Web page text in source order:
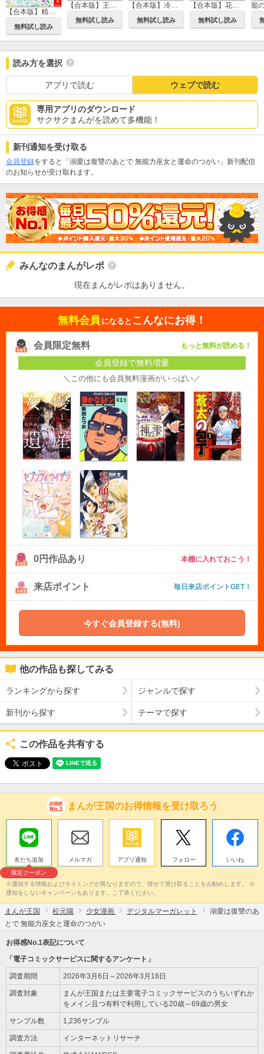
無料試し読み
【合本版】王子様は淫魔の取り替えっ子でした 貞淑な令嬢をダメにするニョロの誘惑
無料試し読み
【合本版】冷酷騎士の溺愛指導 -10年分の甘い愛にとろけ中-
無料試し読み
【合本版】花紡ぎの聖女は初恋の皇太子に溺愛される
無料試し読み
読み方を選択
アプリで読む ウェブで読む
専用アプリのダウンロード
サクサクまんがを読めて多機能！
新刊通知を受け取る
会員登録をすると「溺愛は復讐のあとで 無能力巫女と運命のつがい」新刊配信
のお知らせが受け取れます。
みんなのまんがレポ
現在まんがレポはありません。
無料会員 になると こんなにお得！
会員限定無料 もっと無料が読める！
会員登録で無料増量
＼この他にも会員無料漫画がいっぱい／
0円作品あり 本棚に入れておこう！
来店ポイント 毎日来店ポイントGET！
今すぐ会員登録する(無料)
他の作品も探してみる
ランキングから探す ジャンルで探す
新刊から探す テーマで探す
この作品を共有する
まんが王国のお得情報を受け取ろう
友だち追加
限定クーポン
メルマガ アプリ通知 フォロー いいね
※通知する情報およびタイミングが異なりますので、併せて受け取ることをお勧めします。 ※
通知をしないキャンペーンもあります。ご了承ください。
まんが王国 松元陽 少女漫画 デジタルマーガレット
溺愛は復讐のあ
とで 無能力巫女と運命のつがい
お得感No.1表記について
「電子コミックサービスに関するアンケート」
調査期間 2026年3月6日～2026年3月18日
調査対象
まんが王国または主要電子コミックサービスのうちいずれか
をメイン且つ有料で利用している20歳～69歳の男女
サンプル数 1,236サンプル
調査方法 インターネットリサーチ